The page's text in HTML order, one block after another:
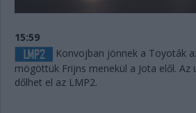
15:59
Konvojban jönnek a Toyoták
mögöttük Frijns menekül a Jota elől. Az
dőlhet el az LMP2.